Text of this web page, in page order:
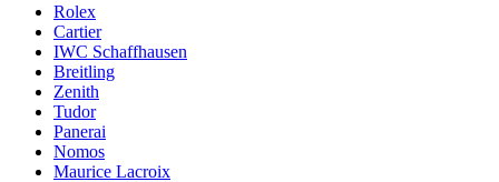
Rolex
Cartier
IWC Schaffhausen
Breitling
Zenith
Tudor
Panerai
Nomos
Maurice Lacroix